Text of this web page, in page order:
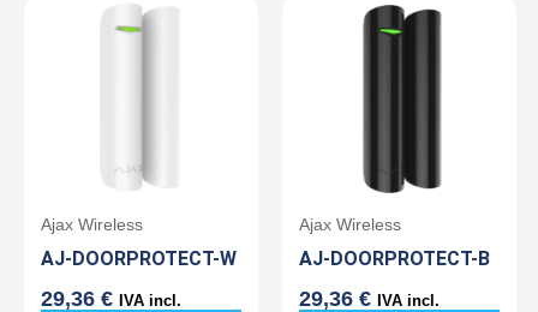
Ajax Wireless
AJ-DOORPROTECT-W
29,36 € IVA incl.
Ajax Wireless
AJ-DOORPROTECT-B
29,36 € IVA incl.